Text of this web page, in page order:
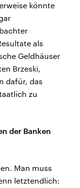
könnte
als
Geldhäuser
Brzeski,
dafür, das
zu
der Banken
Man muss
letztendlich: